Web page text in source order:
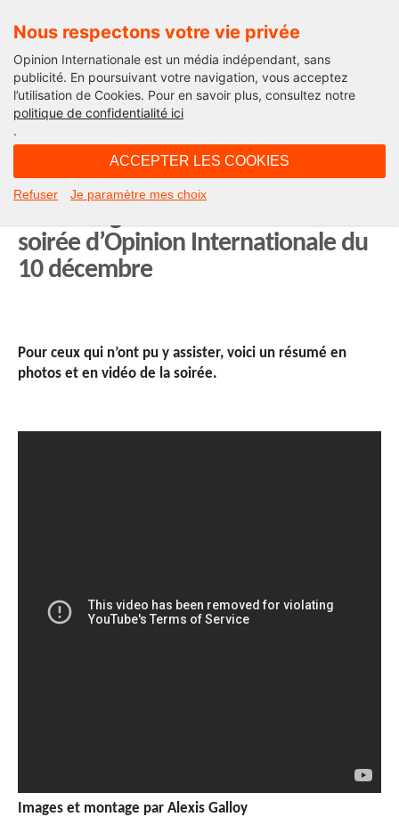
Nous respectons votre vie privée
Opinion Internationale est un média indépendant, sans
publicité. En poursuivant votre navigation, vous acceptez
l’utilisation de Cookies. Pour en savoir plus, consultez notre
politique de confidentialité ici
.
ACCEPTER LES COOKIES
Refuser Je paramètre mes choix
International
Retour en vidéo et en photos sur
soirée d’Opinion Internationale du
10 décembre
Pour ceux qui n’ont pu y assister, voici un résumé en
photos et en vidéo de la soirée.
Images et montage par Alexis Galloy